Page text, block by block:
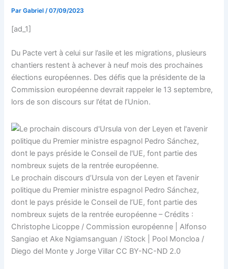
ParGabriel/07/09/2023
[ad_1]
Du Pacte vert à celui sur l’asile et les migrations, plusieurs
chantiers restent à achever à neuf mois des prochaines
élections européennes. Des défis que la présidente de la
Commission européenne devrait rappeler le 13 septembre,
lors de son discours sur l’état de l’Union.
Le prochain discours d’Ursula von der Leyen et l’avenir
politique du Premier ministre espagnol Pedro Sánchez,
dont le pays préside le Conseil de l’UE, font partie des
nombreux sujets de la rentrée européenne – Crédits :
Christophe Licoppe / Commission européenne | Alfonso
Sangiao et Ake Ngiamsanguan / iStock | Pool Moncloa /
Diego del Monte y Jorge Villar CC BY-NC-ND 2.0